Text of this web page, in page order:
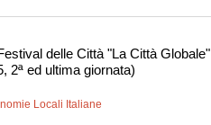
delle Città "La Città Globale"
2ª ed ultima giornata)
Locali Italiane